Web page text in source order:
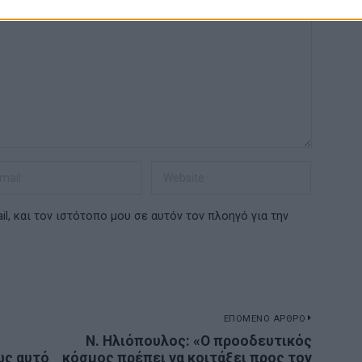
και τον ιστότοπο μου σε αυτόν τον πλοηγό για την
αυτό
ΕΠΟΜΕΝΟ ΑΡΘΡΟ
Next
post:
Ν. Ηλιόπουλος: «Ο προοδευτικός
κόσμος πρέπει να κοιτάξει προς τον